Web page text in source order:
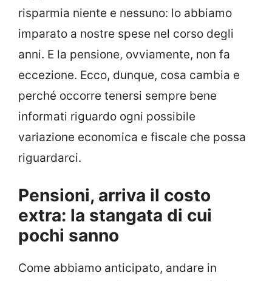
risparmia niente e nessuno: lo abbiamo
imparato a nostre spese nel corso degli
anni. E la pensione, ovviamente, non fa
eccezione. Ecco, dunque, cosa cambia e
perché occorre tenersi sempre bene
informati riguardo ogni possibile
variazione economica e fiscale che possa
riguardarci.
Pensioni, arriva il costo
extra: la stangata di cui
pochi sanno
Come abbiamo anticipato, andare in